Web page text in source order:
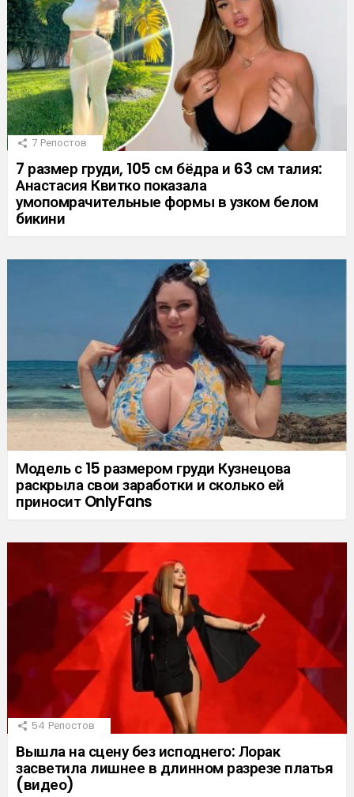
7 Репостов
7 размер груди, 105 см бёдра и 63 см талия:
Анастасия Квитко показала
умопомрачительные формы в узком белом
бикини
Модель с 15 размером груди Кузнецова
раскрыла свои заработки и сколько ей
приносит OnlyFans
54 Репостов
Вышла на сцену без исподнего: Лорак
засветила лишнее в длинном разрезе платья
(видео)